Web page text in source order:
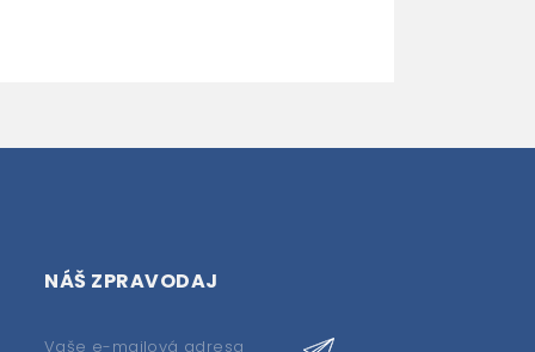
NÁŠ ZPRAVODAJ